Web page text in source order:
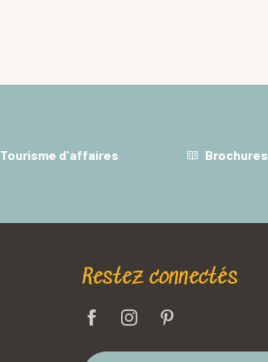
Tourisme d'affaires Brochures
Restez connectés